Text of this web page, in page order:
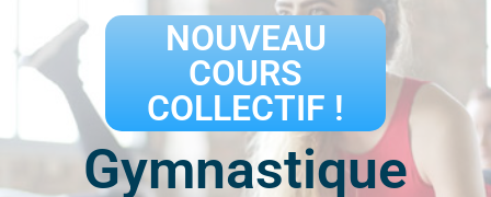
récupérationaux
côtés des
massages
étirements
. Les
bénéfices pour les
athlètes sont clairs :
NOUVEAU
COURS
COLLECTIF !
Gymnastique